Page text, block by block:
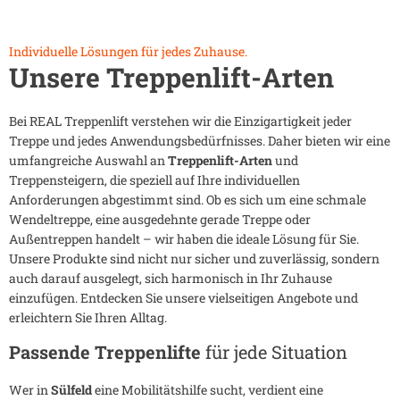
Individuelle Lösungen für jedes Zuhause.
Unsere Treppenlift-Arten
Bei REAL Treppenlift verstehen wir die Einzigartigkeit jeder
Treppe und jedes Anwendungsbedürfnisses. Daher bieten wir eine
umfangreiche Auswahl anTreppenlift-Artenund
Treppensteigern, die speziell auf Ihre individuellen
Anforderungen abgestimmt sind. Ob es sich um eine schmale
Wendeltreppe, eine ausgedehnte gerade Treppe oder
Außentreppen handelt – wir haben die ideale Lösung für Sie.
Unsere Produkte sind nicht nur sicher und zuverlässig, sondern
auch darauf ausgelegt, sich harmonisch in Ihr Zuhause
einzufügen. Entdecken Sie unsere vielseitigen Angebote und
erleichtern Sie Ihren Alltag.
Passende Treppenlifte für jede Situation
Wer inSülfeldeine Mobilitätshilfe sucht, verdient eine